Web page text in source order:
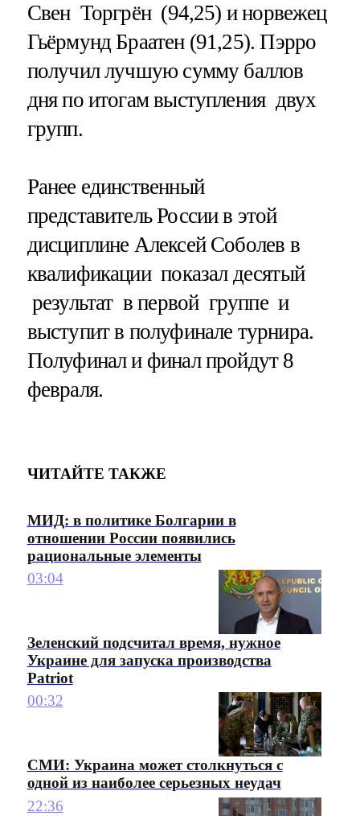
Свен Торгрён (94,25) и норвежец
Гьёрмунд Браатен (91,25). Пэрро
получил лучшую сумму баллов
дня по итогам выступления двух
групп.
Ранее единственный
представитель России в этой
дисциплине Алексей Соболев в
квалификации показал десятый
результат в первой группе и
выступит в полуфинале турнира.
Полуфинал и финал пройдут 8
февраля.
ЧИТАЙТЕ ТАКЖЕ
МИД: в политике Болгарии в
отношении России появились
рациональные элементы
03:04
Зеленский подсчитал время, нужное
Украине для запуска производства
Patriot
00:32
СМИ: Украина может столкнуться с
одной из наиболее серьезных неудач
22:36